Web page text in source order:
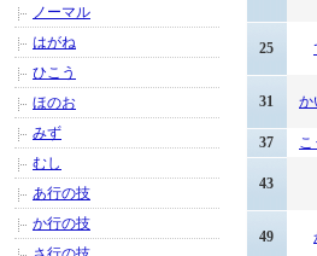
25
31 か
37 こ
43
49
ノーマル
はがね
ひこう
ほのお
みず
むし
あ行の技
か行の技